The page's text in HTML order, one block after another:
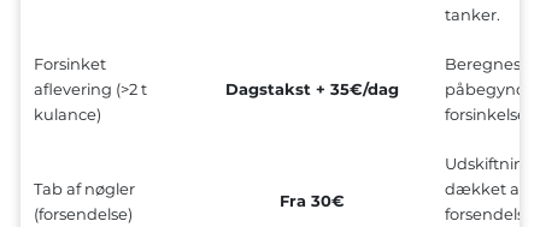
tanker.
Forsinket
aflevering (>2 t
kulance)
Dagstakst + 35€/dag
Beregnes
påbegyndt
forsinkelsen.
Tab af nøgler
(forsendelse)
Fra 30€
Udskiftning
dækket af